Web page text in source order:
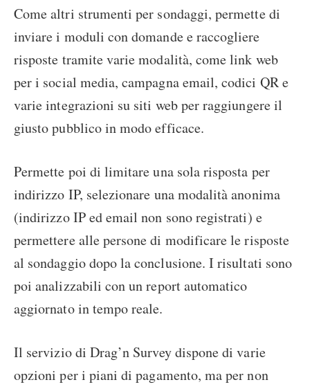
Come altri strumenti per sondaggi, permette di
inviare i moduli con domande e raccogliere
risposte tramite varie modalità, come link web
per i social media, campagna email, codici QR e
varie integrazioni su siti web per raggiungere il
giusto pubblico in modo efficace.
Permette poi di limitare una sola risposta per
indirizzo IP, selezionare una modalità anonima
(indirizzo IP ed email non sono registrati) e
permettere alle persone di modificare le risposte
al sondaggio dopo la conclusione. I risultati sono
poi analizzabili con un report automatico
aggiornato in tempo reale.
Il servizio di Drag’n Survey dispone di varie
opzioni per i piani di pagamento, ma per non